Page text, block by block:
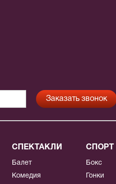
СПЕКТАКЛИ
Балет
Комедия
СПОРТ
Бокс
Гонки